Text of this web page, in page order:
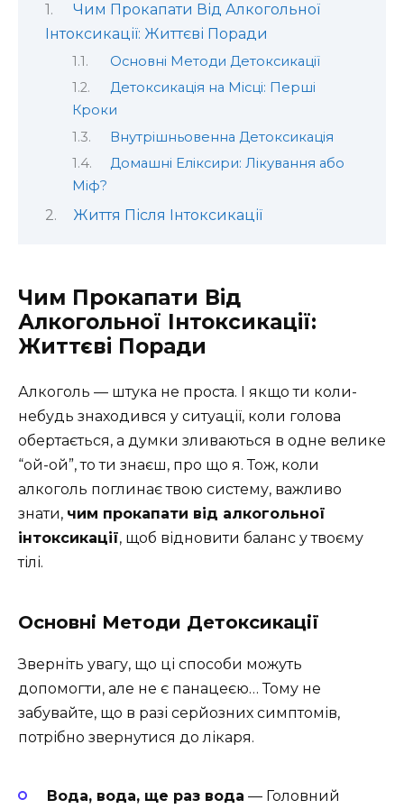
Чим Прокапати Від Алкогольної
Інтоксикації: Життєві Поради
Основні Методи Детоксикації
Детоксикація на Місці: Перші
Кроки
Внутрішньовенна Детоксикація
Домашні Еліксири: Лікування або
Міф?
Життя Після Інтоксикації
Чим Прокапати Від
Алкогольної Інтоксикації:
Життєві Поради
Алкоголь — штука не проста. І якщо ти коли-
небудь знаходився у ситуації, коли голова
обертається, а думки зливаються в одне велике
“ой-ой”, то ти знаєш, про що я. Тож, коли
алкоголь поглинає твою систему, важливо
знати, чим прокапати від алкогольної
інтоксикації, щоб відновити баланс у твоєму
тілі.
Основні Методи Детоксикації
Зверніть увагу, що ці способи можуть
допомогти, але не є панацеєю… Тому не
забувайте, що в разі серйозних симптомів,
потрібно звернутися до лікаря.
Вода, вода, ще раз вода — Головний